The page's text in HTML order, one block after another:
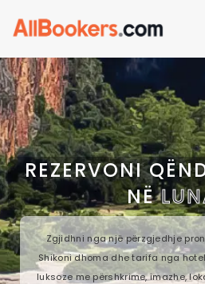
REZERVONI
NË
Zgjidhni nga një përzgjedhje
Shikoni dhoma dhe tarifa nga
luksoze me përshkrime, imazhe,